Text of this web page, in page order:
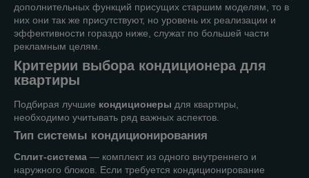
дополнительных функций присущих старшим моделям, то в
них они так же присутствуют, но уровень их реализации и
эффективности гораздо ниже, служат по большей части
рекламным целям.
Критерии выбора кондиционера для
квартиры
Подбирая лучшие кондиционеры для квартиры,
необходимо учитывать ряд важных аспектов.
Тип системы кондиционирования
Сплит-система — комплект из одного внутреннего и
наружного блоков. Если требуется кондиционирование